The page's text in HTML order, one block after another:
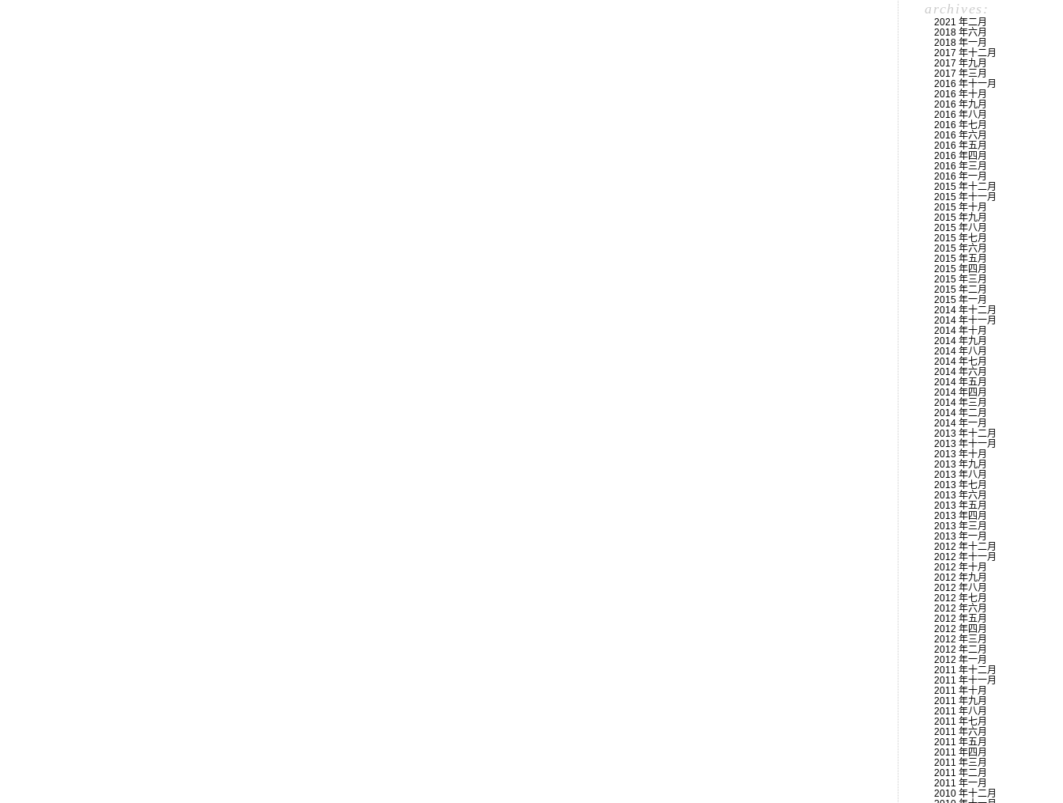
archives:
2021 年二月
2018 年六月
2018 年一月
2017 年十二月
2017 年九月
2017 年三月
2016 年十一月
2016 年十月
2016 年九月
2016 年八月
2016 年七月
2016 年六月
2016 年五月
2016 年四月
2016 年三月
2016 年一月
2015 年十二月
2015 年十一月
2015 年十月
2015 年九月
2015 年八月
2015 年七月
2015 年六月
2015 年五月
2015 年四月
2015 年三月
2015 年二月
2015 年一月
2014 年十二月
2014 年十一月
2014 年十月
2014 年九月
2014 年八月
2014 年七月
2014 年六月
2014 年五月
2014 年四月
2014 年三月
2014 年二月
2014 年一月
2013 年十二月
2013 年十一月
2013 年十月
2013 年九月
2013 年八月
2013 年七月
2013 年六月
2013 年五月
2013 年四月
2013 年三月
2013 年一月
2012 年十二月
2012 年十一月
2012 年十月
2012 年九月
2012 年八月
2012 年七月
2012 年六月
2012 年五月
2012 年四月
2012 年三月
2012 年二月
2012 年一月
2011 年十二月
2011 年十一月
2011 年十月
2011 年九月
2011 年八月
2011 年七月
2011 年六月
2011 年五月
2011 年四月
2011 年三月
2011 年二月
2011 年一月
2010 年十二月